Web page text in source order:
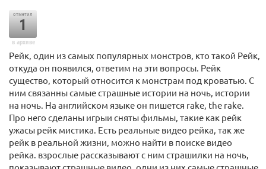
отметил
1
в архиве
Рейк, один из самых популярных монстров, кто такой Рейк,
откуда он появился, ответим на эти вопросы. Рейк
существо, который относится к монстрам под кроватью. С
ним связанны самые страшные истории на ночь, истории
на ночь. На английском языке он пишется rake, the rake.
Про него сделаны игрыи сняты фильмы, такие как рейк
ужасы рейк мистика. Есть реальные видео рейка, так же
рейк в реальной жизни, можно найти в поиске видео
рейка. взрослые рассказывают с ним страшилки на ночь,